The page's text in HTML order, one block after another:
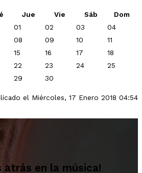
Jue Vie Sáb
Dom
01
02 03
04
08 09 10
11
15 16 17
18
22 23 24
25
29 30
el Miércoles, 17 Enero 2018 04:54
atrás en la música!